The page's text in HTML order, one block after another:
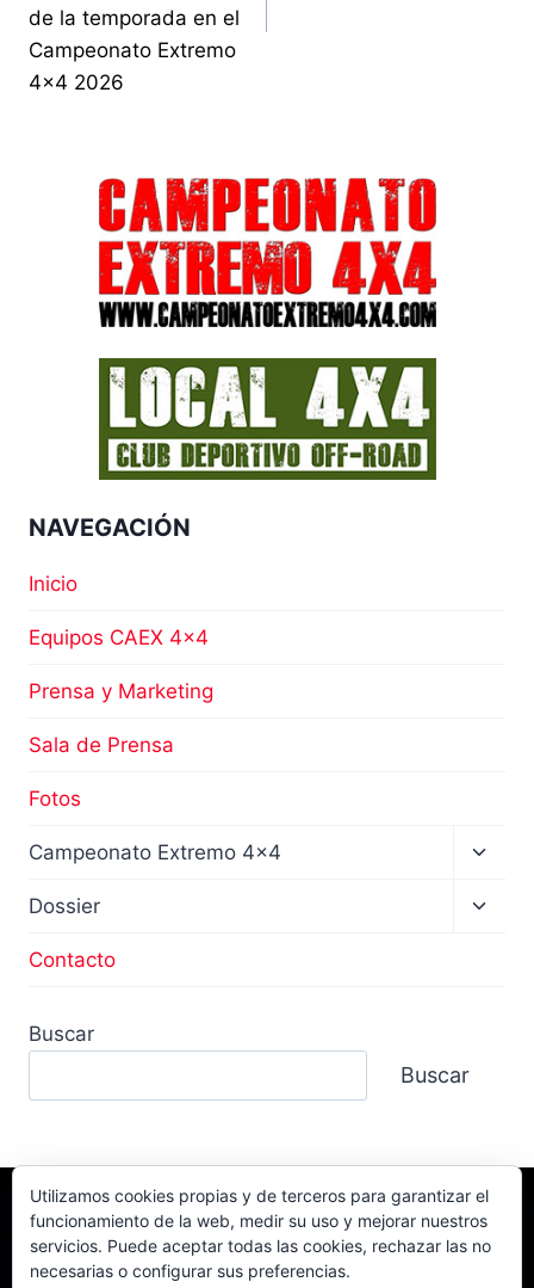
de la temporada en el
Campeonato Extremo
4×4 2026
NAVEGACIÓN
Inicio
Equipos CAEX 4×4
Prensa y Marketing
Sala de Prensa
Fotos
Campeonato Extremo 4×4
hijo
Dossier
Contacto
Buscar
Buscar
Facebook TikTok
Instagram
YouTube
Utilizamos cookies propias y de terceros para garantizar el
funcionamiento de la web, medir su uso y mejorar nuestros
servicios. Puede aceptar todas las cookies, rechazar las no
necesarias o configurar sus preferencias.